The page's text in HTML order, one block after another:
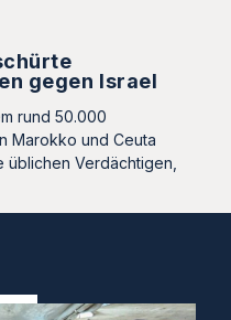
gegen Israel
rund 50.000
Marokko und Ceuta
Verdächtigen,